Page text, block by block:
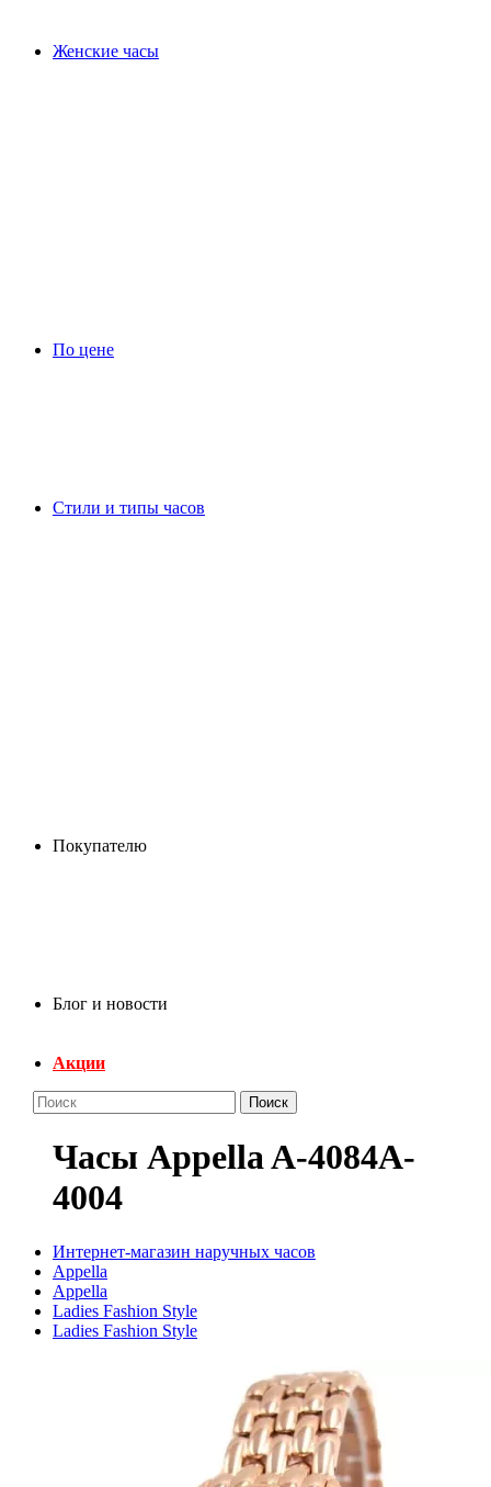
Женские часы
По цене
Стили и типы часов
Покупателю
Блог и новости
Акции
Поиск
Часы Appella A-4084A-
4004
Интернет-магазин наручных часов
Appella
Appella
Ladies Fashion Style
Ladies Fashion Style